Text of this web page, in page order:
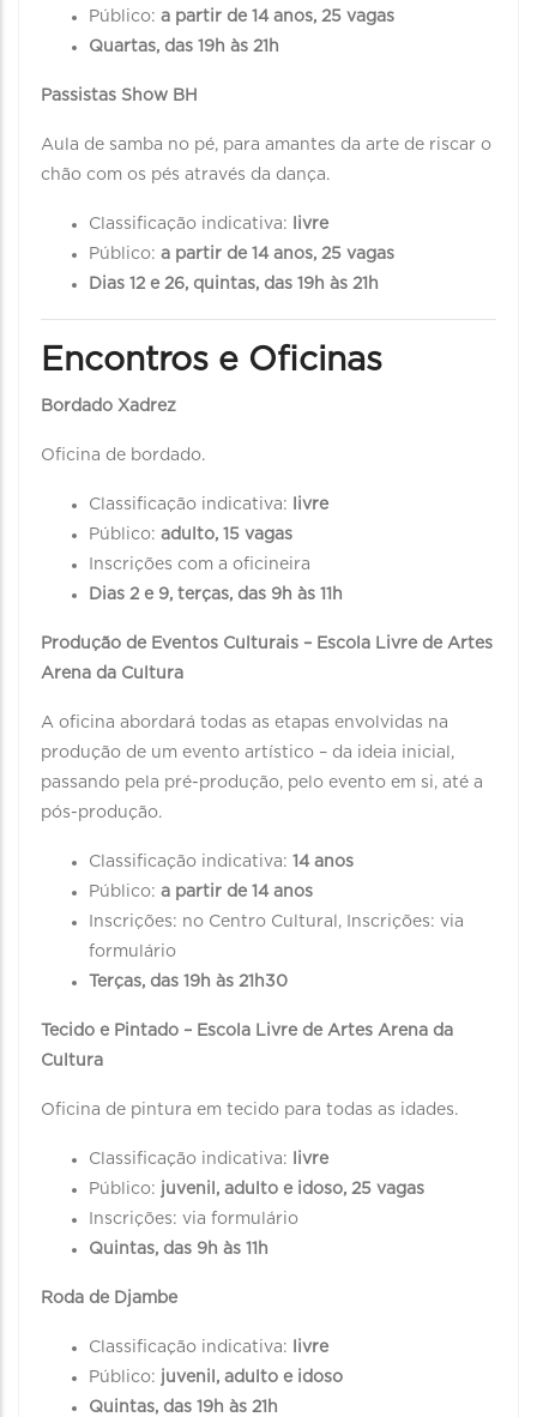
Público: a partir de 14 anos, 25 vagas
Quartas, das 19h às 21h
Passistas Show BH
Aula de samba no pé, para amantes da arte de riscar o
chão com os pés através da dança.
Classificação indicativa: livre
Público: a partir de 14 anos, 25 vagas
Dias 12 e 26, quintas, das 19h às 21h
Encontros e Oficinas
Bordado Xadrez
Oficina de bordado.
Classificação indicativa:
livre
Público: adulto, 15 vagas
Inscrições com a oficineira
Dias 2 e 9, terças, das 9h às 11h
Produção de Eventos Culturais – Escola Livre de Artes
Arena da Cultura
A oficina abordará todas as etapas envolvidas na
produção de um evento artístico – da ideia inicial,
passando pela pré-produção, pelo evento em si, até a
pós-produção.
Classificação indicativa: 14 anos
Público: a partir de 14 anos
Inscrições: no Centro Cultural, Inscrições: via
formulário
Terças, das 19h às 21h30
Tecido e Pintado – Escola Livre de Artes Arena da
Cultura
Oficina de pintura em tecido para todas as idades.
Classificação indicativa:
livre
Público: juvenil, adulto e idoso, 25 vagas
Inscrições: via formulário
Quintas, das 9h às 11h
Roda de Djambe
Classificação indicativa:
livre
Público: juvenil, adulto e idoso
Quintas, das 19h às 21h